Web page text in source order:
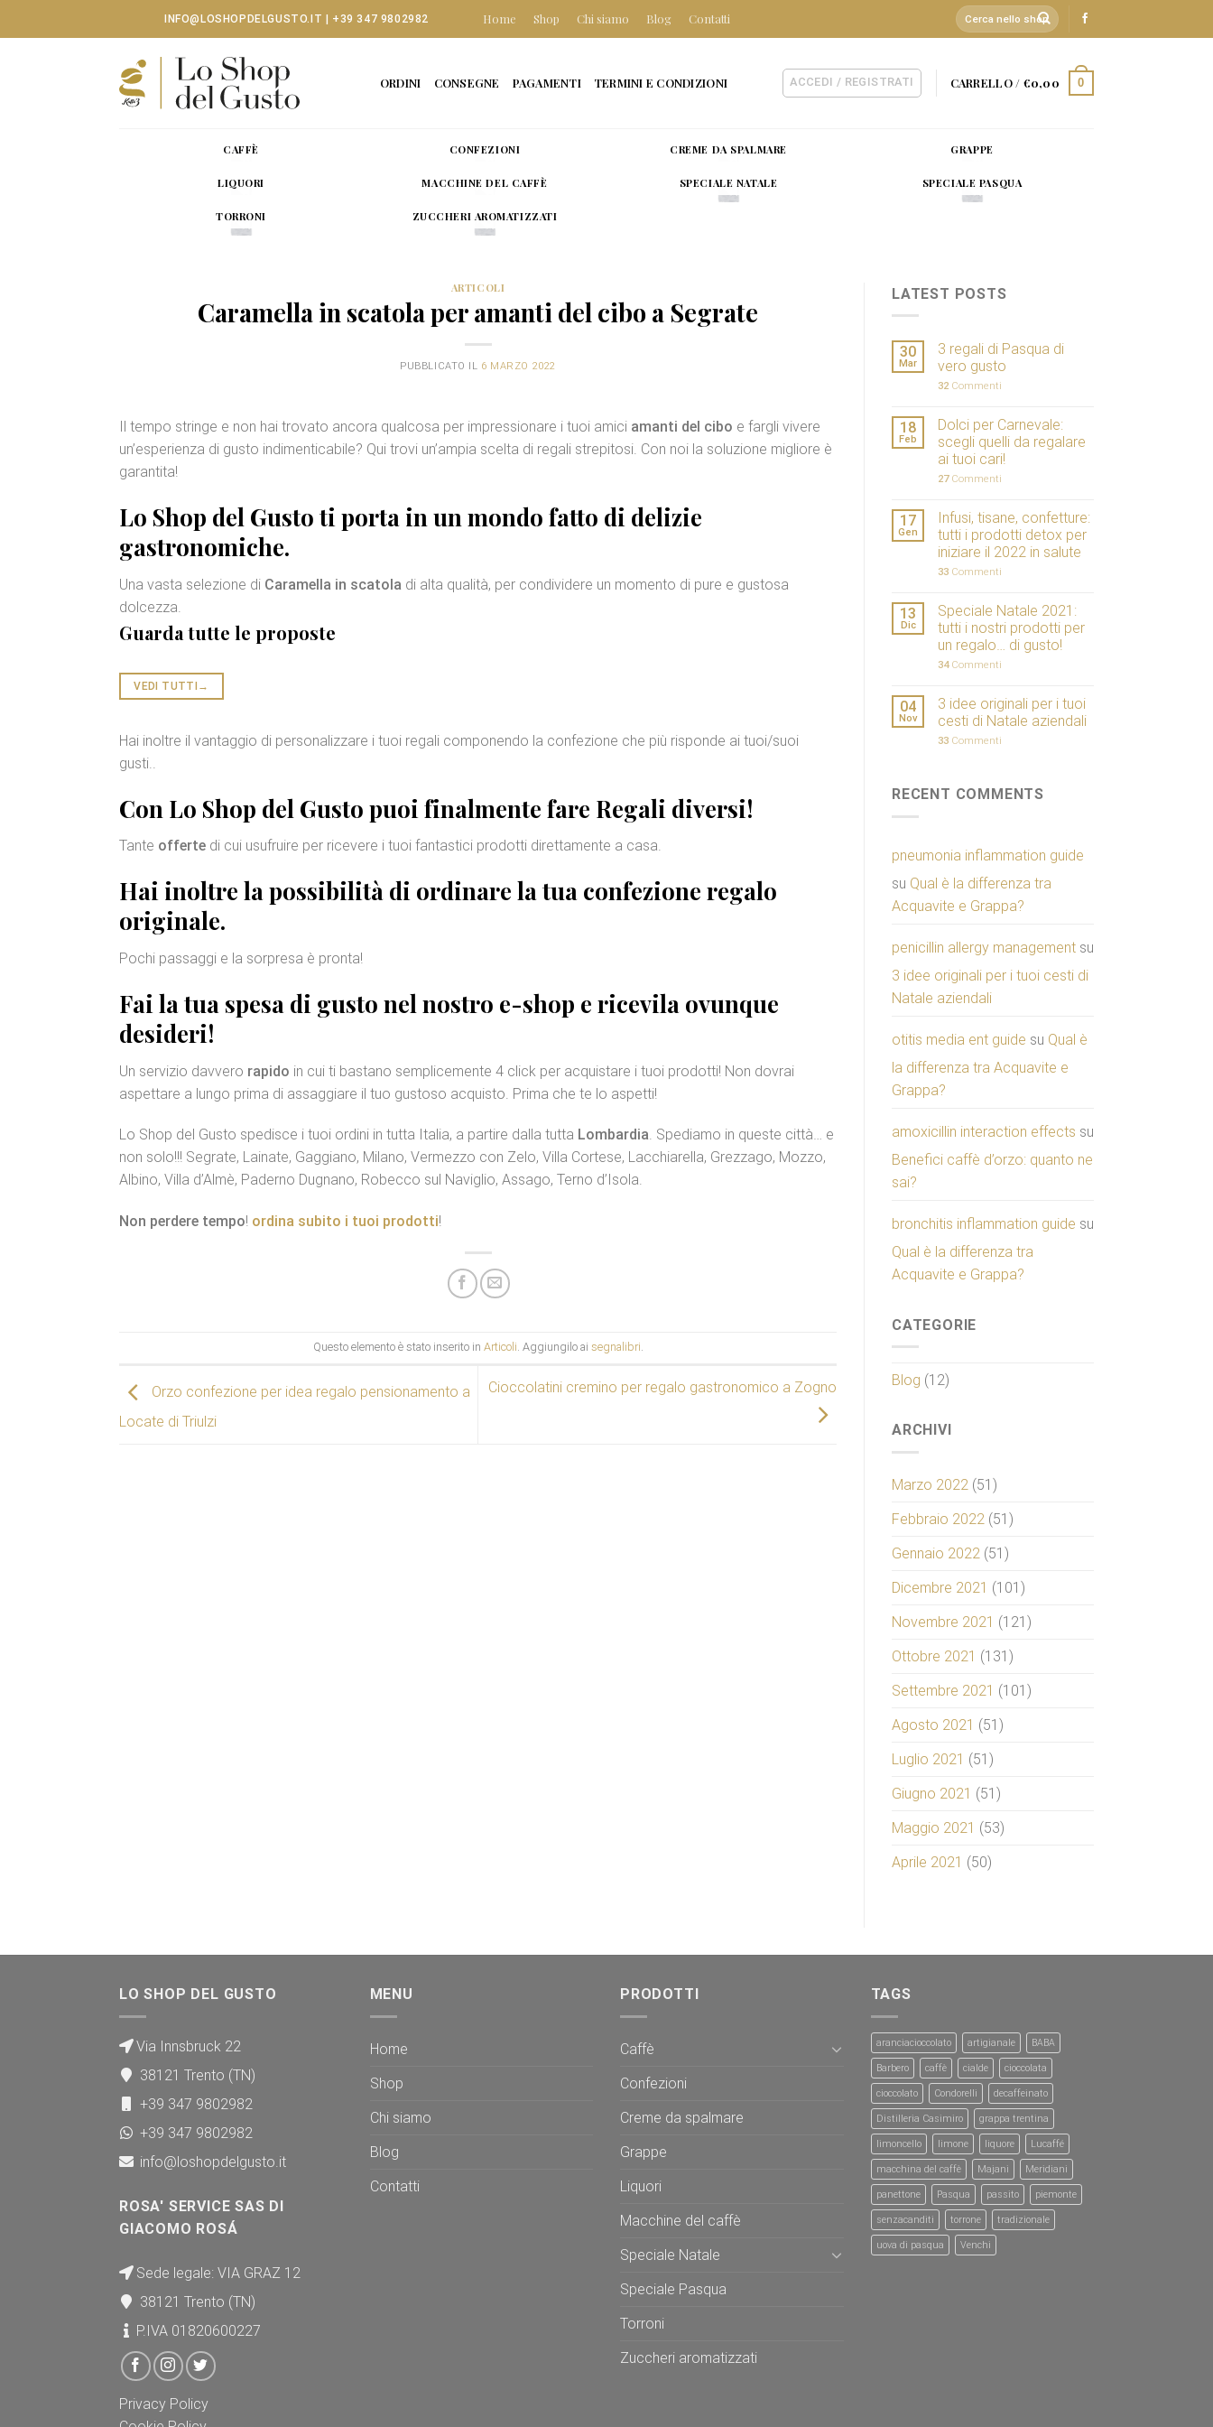
INFO@LOSHOPDELGUSTO.IT | +39 347 9802982 Home Shop Chi siamo Blog Contatti Cerca:
ORDINI CONSEGNE PAGAMENTI TERMINI E CONDIZIONI ACCEDI / REGISTRATI CARRELLO / €0,00 0
CAFFÈ CONFEZIONI CREME DA SPALMARE GRAPPE
LIQUORI MACCHINE DEL CAFFÈ SPECIALE NATALE SPECIALE PASQUA
TORRONI ZUCCHERI AROMATIZZATI
ARTICOLI
Caramella in scatola per amanti del cibo a Segrate
PUBBLICATO IL 6 MARZO 2022
Il tempo stringe e non hai trovato ancora qualcosa per impressionare i tuoi amici amanti del cibo e fargli vivere
un’esperienza di gusto indimenticabile? Qui trovi un’ampia scelta di regali strepitosi. Con noi la soluzione migliore è
garantita!
Lo Shop del Gusto ti porta in un mondo fatto di delizie
gastronomiche.
Una vasta selezione di Caramella in scatola di alta qualità, per condividere un momento di pure e gustosa
dolcezza.
Guarda tutte le proposte
VEDI TUTTI →
Hai inoltre il vantaggio di personalizzare i tuoi regali componendo la confezione che più risponde ai tuoi/suoi
gusti..
Con Lo Shop del Gusto puoi finalmente fare Regali diversi!
Tante offerte di cui usufruire per ricevere i tuoi fantastici prodotti direttamente a casa.
Hai inoltre la possibilità di ordinare la tua confezione regalo
originale.
Pochi passaggi e la sorpresa è pronta!
Fai la tua spesa di gusto nel nostro e-shop e ricevila ovunque
desideri!
Un servizio davvero rapido in cui ti bastano semplicemente 4 click per acquistare i tuoi prodotti! Non dovrai
aspettare a lungo prima di assaggiare il tuo gustoso acquisto. Prima che te lo aspetti!
Lo Shop del Gusto spedisce i tuoi ordini in tutta Italia, a partire dalla tutta Lombardia. Spediamo in queste città… e
non solo!!! Segrate, Lainate, Gaggiano, Milano, Vermezzo con Zelo, Villa Cortese, Lacchiarella, Grezzago, Mozzo,
Albino, Villa d’Almè, Paderno Dugnano, Robecco sul Naviglio, Assago, Terno d’Isola.
Non perdere tempo! ordina subito i tuoi prodotti!
Questo elemento è stato inserito in Articoli. Aggiungilo ai segnalibri.
Orzo confezione per idea regalo pensionamento a
Locate di Triulzi
Cioccolatini cremino per regalo gastronomico a Zogno
LATEST POSTS
30
Mar
3 regali di Pasqua di
vero gusto
32 Commenti
18
Feb
Dolci per Carnevale:
scegli quelli da regalare
ai tuoi cari!
27Commenti
17
Gen
Infusi, tisane, confetture:
tutti i prodotti detox per
iniziare il 2022 in salute
33 Commenti
13
Dic
Speciale Natale 2021:
tutti i nostri prodotti per
un regalo… di gusto!
34Commenti
04
Nov
3 idee originali per i tuoi
cesti di Natale aziendali
33 Commenti
RECENT COMMENTS
pneumonia inflammation guide
su Qual è la differenza tra
Acquavite e Grappa?
penicillin allergy management su
3 idee originali per i tuoi cesti di
Natale aziendali
otitis media ent guide su Qual è
la differenza tra Acquavite e
Grappa?
amoxicillin interaction effects su
Benefici caffè d’orzo: quanto ne
sai?
bronchitis inflammation guide su
Qual è la differenza tra
Acquavite e Grappa?
CATEGORIE
Blog (12)
ARCHIVI
Marzo 2022 (51)
Febbraio 2022 (51)
Gennaio 2022 (51)
Dicembre 2021 (101)
Novembre 2021 (121)
Ottobre 2021 (131)
Settembre 2021 (101)
Agosto 2021 (51)
Luglio 2021 (51)
Giugno 2021 (51)
Maggio 2021 (53)
Aprile 2021 (50)
LO SHOP DEL GUSTO
Via Innsbruck 22
38121 Trento (TN)
+39 347 9802982
+39 347 9802982
info@loshopdelgusto.it
ROSA' SERVICE SAS DI
GIACOMO ROSÁ
Sede legale: VIA GRAZ 12
38121 Trento (TN)
P.IVA 01820600227
Privacy Policy
MENU
Home
Shop
Chi siamo
Blog
Contatti
PRODOTTI
Caffè
Confezioni
Creme da spalmare
Grappe
Liquori
Macchine del caffè
Speciale Natale
Speciale Pasqua
Torroni
Zuccheri aromatizzati
TAGS
aranciacioccolato artigianale BABA
Barbero caffè cialde cioccolata
cioccolato Condorelli decaffeinato
Distilleria Casimiro grappa trentina
limoncello limone liquore Lucaffé
macchina del caffè Majani Meridiani
panettone Pasqua passito piemonte
senzacanditi torrone tradizionale
uova di pasqua Venchi